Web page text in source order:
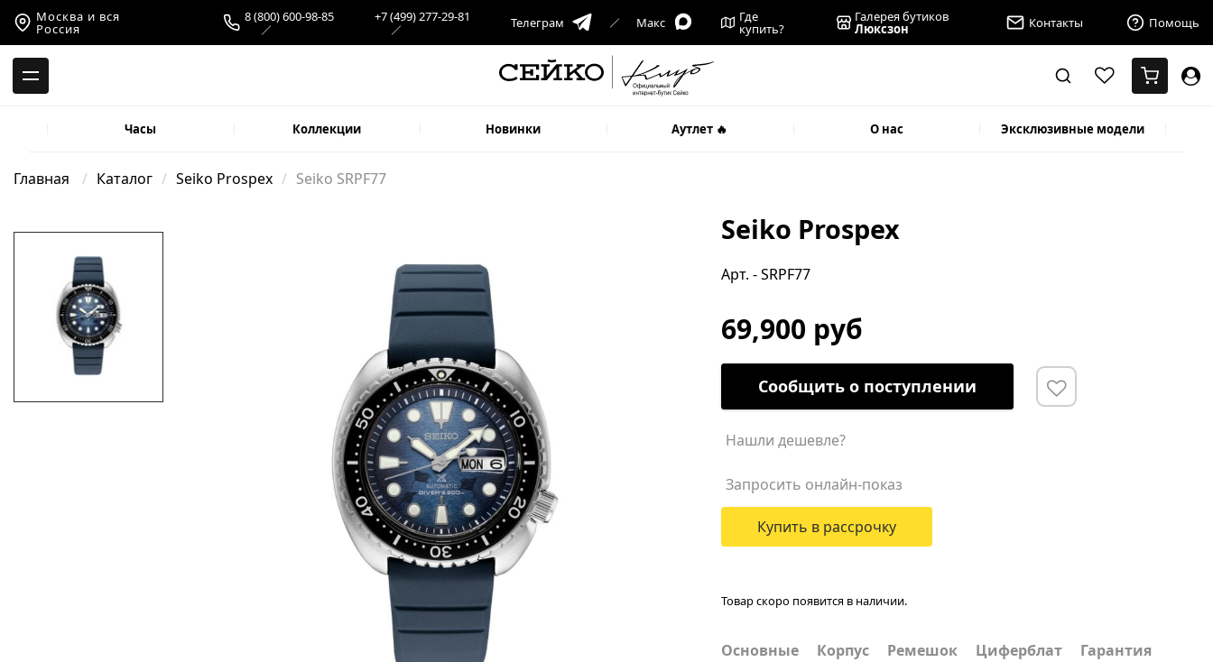
Москва и вся
Россия
8 (800) 600-98-85 +7 (499) 277-29-81 Телеграм Макс Где
купить?
Галерея бутиков
Люксзон Контакты Помощь
Часы Коллекции Новинки Аутлет 🔥 О нас Эксклюзивные модели
Главная Каталог Seiko Prospex Seiko SRPF77
Seiko Prospex
Арт. - SRPF77
69,900 руб
Сообщить о поступлении
Нашли дешевле?
Запросить онлайн-показ
Купить в рассрочку
Товар скоро появится в наличии.
Основные Корпус Ремешок Циферблат Гарантия